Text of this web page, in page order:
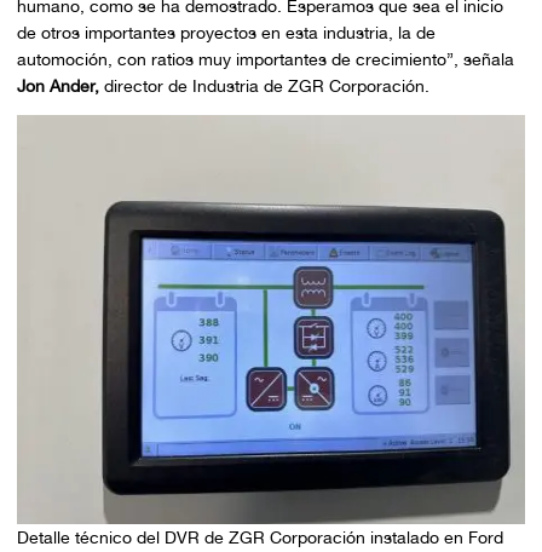
humano, como se ha demostrado. Esperamos que sea el inicio
de otros importantes proyectos en esta industria, la de
automoción, con ratios muy importantes de crecimiento”, señala
Jon Ander,director de Industria de ZGR Corporación.
Detalle técnico del DVR de ZGR Corporación instalado en Ford